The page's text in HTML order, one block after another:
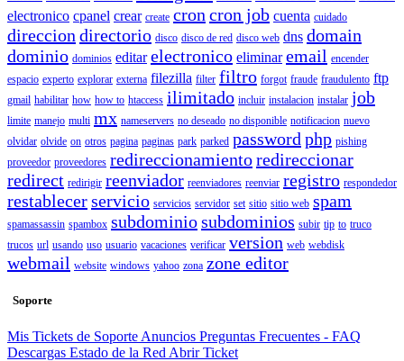
electronico cpanel crear create cron cron job cuenta cuidado
direccion directorio disco disco de red disco web dns domain
dominio dominios editar electronico eliminar email encender
espacio experto explorar externa filezilla filter filtro forgot fraude fraudulento ftp
gmail habilitar how how to htaccess ilimitado incluir instalacion instalar job
limite manejo multi mx nameservers no deseado no disponible notificacion nuevo
olvidar olvide on otros pagina paginas park parked password php pishing
proveedor proveedores redireccionamientoredireccionar
redirect redirigir reenviador reenviadores reenviar registro respondedor
restablecerservicio servicios servidor set sitio sitio web spam
spamassassin spambox subdominiosubdominios subir tip to truco
trucos url usando uso usuario vacaciones verificar version web webdisk
webmail website windows yahoo zona zone editor
Soporte
Mis Tickets de Soporte Anuncios Preguntas Frecuentes - FAQ
Descargas Estado de la Red Abrir Ticket